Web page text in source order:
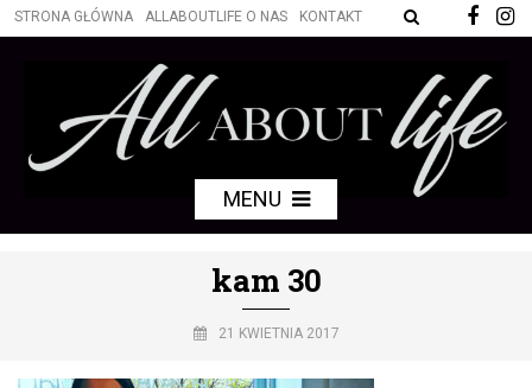
STRONA GŁÓWNA ALLABOUTLIFE O NAS KONTAKT
MENU
kam 30
21 KWIETNIA 2017